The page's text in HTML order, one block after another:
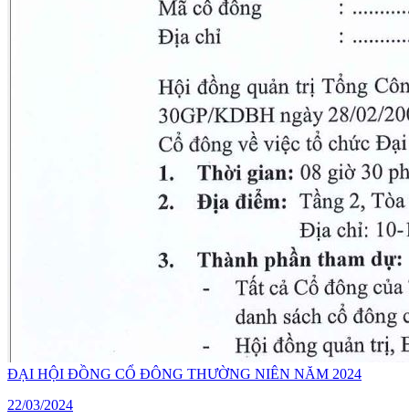
ĐẠI HỘI ĐỒNG CỔ ĐÔNG THƯỜNG NIÊN NĂM 2024
22/03/2024